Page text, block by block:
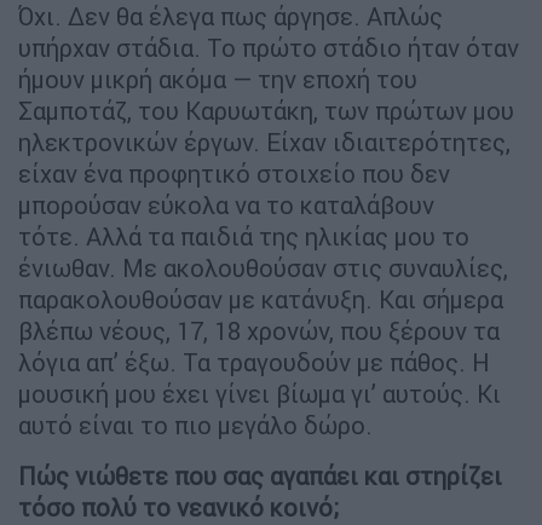
Όχι. Δεν θα έλεγα πως άργησε. Απλώς
υπήρχαν στάδια. Το πρώτο στάδιο ήταν όταν
ήμουν μικρή ακόμα — την εποχή του
Σαμποτάζ, του Καρυωτάκη, των πρώτων μου
ηλεκτρονικών έργων. Είχαν ιδιαιτερότητες,
είχαν ένα προφητικό στοιχείο που δεν
μπορούσαν εύκολα να το καταλάβουν
τότε. Αλλά τα παιδιά της ηλικίας μου το
ένιωθαν. Με ακολουθούσαν στις συναυλίες,
παρακολουθούσαν με κατάνυξη. Και σήμερα
βλέπω νέους, 17, 18 χρονών, που ξέρουν τα
λόγια απ’ έξω. Τα τραγουδούν με πάθος. Η
μουσική μου έχει γίνει βίωμα γι’ αυτούς. Κι
αυτό είναι το πιο μεγάλο δώρο.
Πώς νιώθετε που σας αγαπάει και στηρίζει
τόσο πολύ το νεανικό κοινό;